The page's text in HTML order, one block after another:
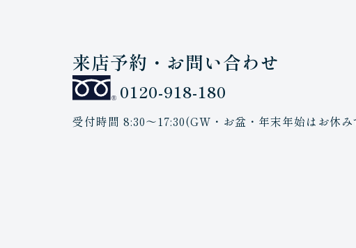
来店予約・お問い合わせ
0120-918-180
受付時間 8:30〜17:30(GW・お盆・年末年始はお休み